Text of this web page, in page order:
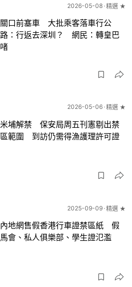
2026-05-08 精選 ★
關口前塞車 大批乘客落車行公
路：行返去深圳？ 網民：轉皇巴
啫
2026-05-06 精選 ★
米埔解禁 保安局周五刊憲剔出禁
區範圍 到訪仍需得漁護理許可證
2025-09-09 精選 ★
內地網售假香港行車證禁區紙 假
馬會、私人俱樂部、學生證氾濫